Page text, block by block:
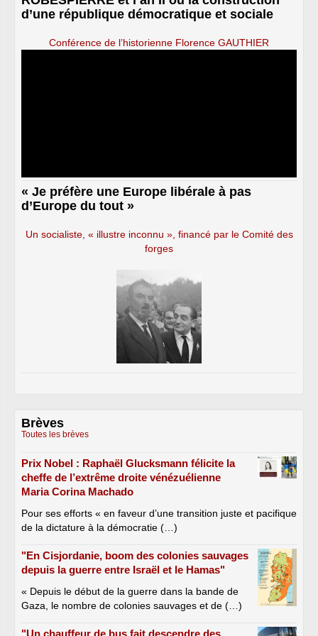
d’une république démocratique et sociale
Conférence de l’historienne Florence GAUTHIER
« Je préfère une Europe libérale à pas
d’Europe du tout »
Un socialiste, « illustre inconnu », financé par le Comité des
forges
Brèves
Toutes les brèves
Prix Nobel : Raphaël Glucksmann félicite la
cheffe de l’extrême droite vénézuélienne
Maria Corina Machado
Pour ses efforts « en faveur d’une transition juste et pacifique
de la dictature à la démocratie (…)
"En Cisjordanie, boom des colonies sauvages
depuis la guerre entre Israël et le Hamas"
« Depuis le début de la guerre dans la bande de
Gaza, le nombre de colonies sauvages et de (…)
"Un chauffeur de bus fait descendre des